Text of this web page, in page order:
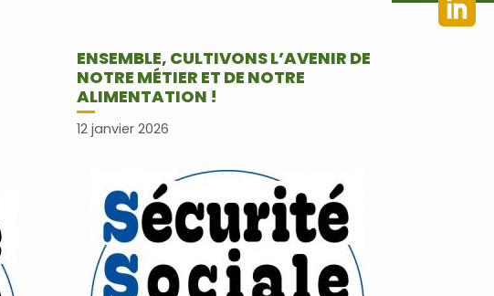
ENSEMBLE, CULTIVONS L’AVENIR DE
NOTRE MÉTIER ET DE NOTRE
ALIMENTATION !
12 janvier 2026